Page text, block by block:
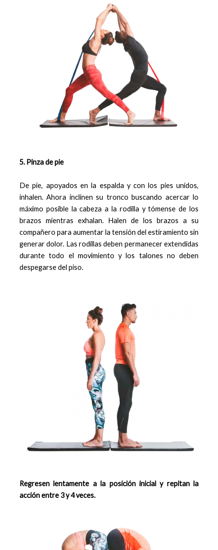
5. Pinza de pie
De pie, apoyados en la espalda y con los pies unidos,
inhalen. Ahora inclinen su tronco buscando acercar lo
máximo posible la cabeza a la rodilla y tómense de los
brazos mientras exhalan. Halen de los brazos a su
compañero para aumentar la tensión del estiramiento sin
generar dolor. Las rodillas deben permanecer extendidas
durante todo el movimiento y los talones no deben
despegarse del piso.
Regresen lentamente a la posición inicial y repitan la
acción entre 3 y 4 veces.